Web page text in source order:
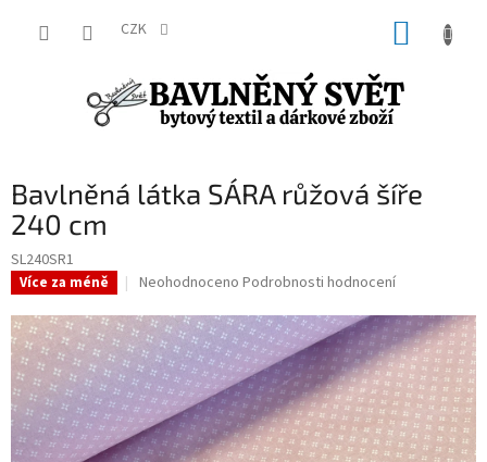
CZK
Bavlněná látka SÁRA růžová šíře
240 cm
SL240SR1
Více za méně
Průměrné
produktu
je
0,0
z
5
hvězdiček.
Neohodnoceno Podrobnosti hodnocení